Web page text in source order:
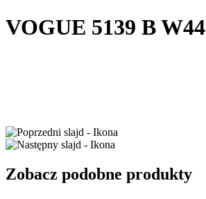
VOGUE 5139 B W44
Zobacz podobne produkty